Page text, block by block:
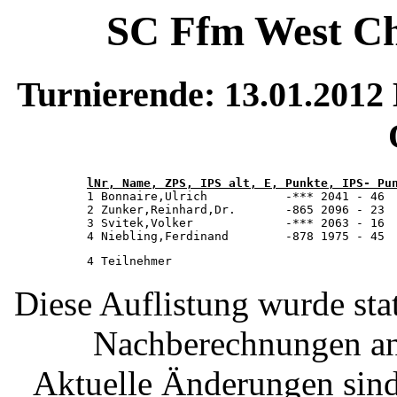
SC Ffm West
Turnierende:
lNr, Name, ZPS, IPS alt, E, Punkte, IPS-
1 Bonnaire,Ulrich           -*** 2041 - 46
2 Zunker,Reinhard,Dr.       -865 2096 -
3 Svitek,Volker             -*** 2063 - 16
Diese Auflistung wurde
Nachberechnungen
Aktuelle Änderungen